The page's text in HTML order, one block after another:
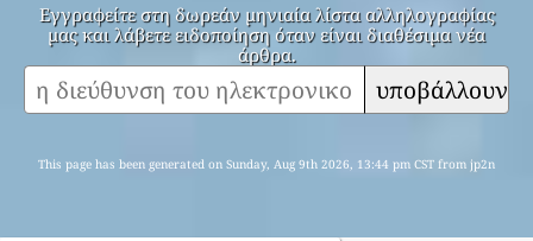
Εγγραφείτε στη δωρεάν μηνιαία λίστα αλληλογραφίας
μας και λάβετε ειδοποίηση όταν είναι διαθέσιμα νέα
άρθρα.
υποβάλλουν
This page has been generated on Sunday, Aug 9th 2026, 13:44 pm CST from jp2n